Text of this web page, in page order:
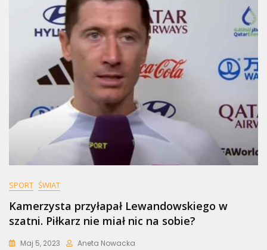
SPORT ŚWIAT
Kamerzysta przyłapał Lewandowskiego w
szatni. Piłkarz nie miał nic na sobie?
Maj 5, 2023 Aneta Nowacka